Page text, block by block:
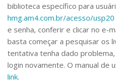
biblioteca específico para
hmg.am4.com.br/acesso/usp20
e senha, conferir e clicar no e-
basta começar a pesquisar os
tentativa tenha dado
login novamente. O manual de
link.